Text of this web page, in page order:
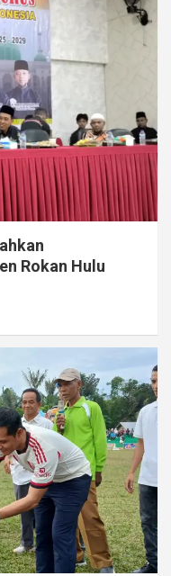
Rokan Hulu